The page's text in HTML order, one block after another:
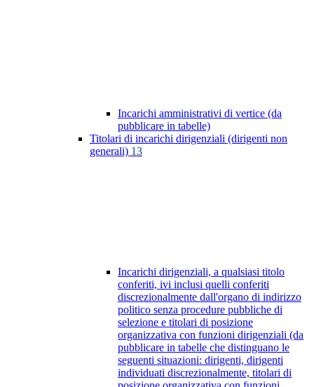
Incarichi amministrativi di vertice (da
pubblicare in tabelle)
Titolari di incarichi dirigenziali (dirigenti non
generali) 13
Incarichi dirigenziali, a qualsiasi titolo
conferiti, ivi inclusi quelli conferiti
discrezionalmente dall'organo di indirizzo
politico senza procedure pubbliche di
selezione e titolari di posizione
organizzativa con funzioni dirigenziali (da
pubblicare in tabelle che distinguano le
seguenti situazioni: dirigenti, dirigenti
individuati discrezionalmente, titolari di